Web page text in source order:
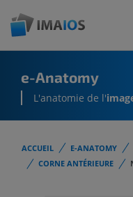
e-Anatomy
L'anatomie de l'
ACCUEIL E-ANATOMY
CORNE ANTÉRIEURE